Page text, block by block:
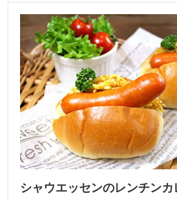
シャウエッセンのレンチン